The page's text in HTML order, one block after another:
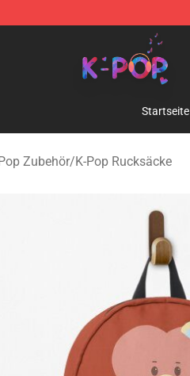
Official K-pop Merchandise Shop
Startseite
Zubehör/K-Pop Rucksäcke